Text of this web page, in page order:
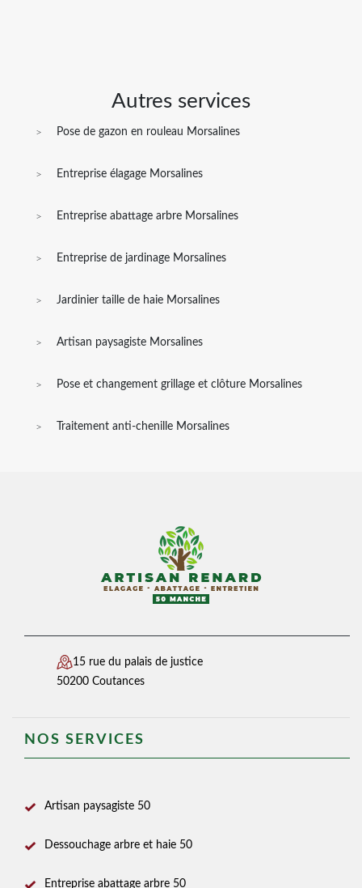
Autres services
Pose de gazon en rouleau Morsalines
Entreprise élagage Morsalines
Entreprise abattage arbre Morsalines
Entreprise de jardinage Morsalines
Jardinier taille de haie Morsalines
Artisan paysagiste Morsalines
Pose et changement grillage et clôture Morsalines
Traitement anti-chenille Morsalines
15 rue du palais de justice
50200 Coutances
NOS SERVICES
Artisan paysagiste 50
Dessouchage arbre et haie 50
Entreprise abattage arbre 50